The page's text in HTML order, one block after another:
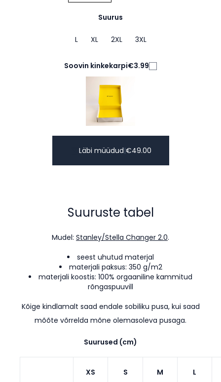
Suurus
L XL 2XL 3XL
Soovin kinkekarpi€3.99
Läbi müüdud|€49.00
Suuruste tabel
Mudel: Stanley/Stella Changer 2.0.
seest uhutud materjal
materjali paksus: 350 g/m2
materjali koostis: 100% orgaaniline kammitud
rõngaspuuvill
Kõige kindlamalt saad endale sobiliku pusa, kui saad
mõõte võrrelda mõne olemasoleva pusaga.
Suurused (cm)
XS S M L